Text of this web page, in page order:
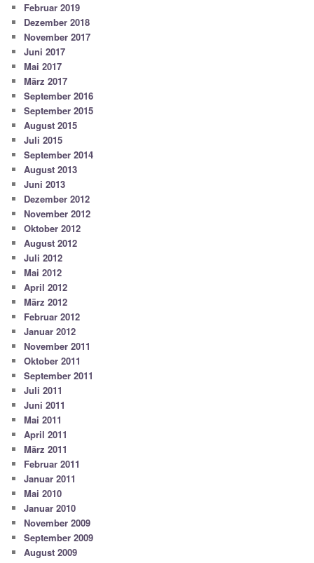
Februar 2019
Dezember 2018
November 2017
Juni 2017
Mai 2017
März 2017
September 2016
September 2015
August 2015
Juli 2015
September 2014
August 2013
Juni 2013
Dezember 2012
November 2012
Oktober 2012
August 2012
Juli 2012
Mai 2012
April 2012
März 2012
Februar 2012
Januar 2012
November 2011
Oktober 2011
September 2011
Juli 2011
Juni 2011
Mai 2011
April 2011
März 2011
Februar 2011
Januar 2011
Mai 2010
Januar 2010
November 2009
September 2009
August 2009